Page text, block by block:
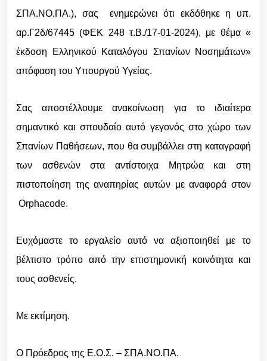
ΣΠΑ.ΝΟ.ΠΑ.), σας ενημερώνει ότι εκδόθηκε η υπ.
αρ.Γ2δ/67445 (ΦΕΚ 248 τ.Β./17-01-2024), με θέμα «
έκδοση Ελληνικού Καταλόγου Σπανίων Νοσημάτων»
απόφαση του Υπουργού Υγείας.
Σας αποστέλλουμε ανακοίνωση για το ιδιαίτερα
σημαντικό και σπουδαίο αυτό γεγονός στο χώρο των
Σπανίων Παθήσεων, που θα συμβάλλει στη καταγραφή
των ασθενών στα αντίστοιχα Μητρώα και στη
πιστοποίηση της αναπηρίας αυτών με αναφορά στον
Orphacode.
Ευχόμαστε το εργαλείο αυτό να αξιοποιηθεί με το
βέλτιστο τρόπο από την επιστημονική κοινότητα και
τους ασθενείς.
Με εκτίμηση.
Ο Πρόεδρος της Ε.Ο.Σ. – ΣΠΑ.ΝΟ.ΠΑ.